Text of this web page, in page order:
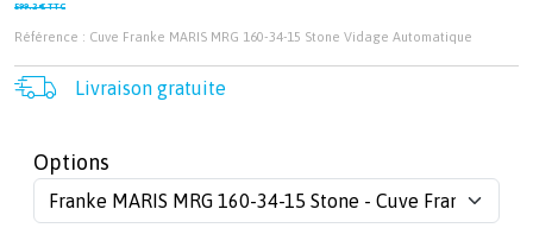
599.2 € TTC
Référence : Cuve Franke MARIS MRG 160-34-15 Stone Vidage Automatique
Livraison gratuite
Options